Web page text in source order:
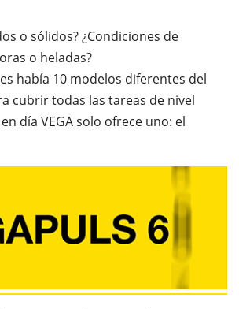
o sólidos? ¿Condiciones de
o heladas?
había 10 modelos diferentes del
cubrir todas las tareas de nivel
día VEGA solo ofrece uno: el